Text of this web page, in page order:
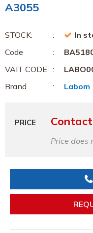
A3055
STOCK: In
Code
VAIT CODE
Brand
Labom
PRICE Contact
Price does